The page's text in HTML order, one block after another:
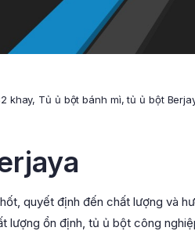
khay, Tủ ủ bột bánh mì,tủ ủ bột
quyết định đến chất lượng và
lượng ổn định, tủ ủ bột công